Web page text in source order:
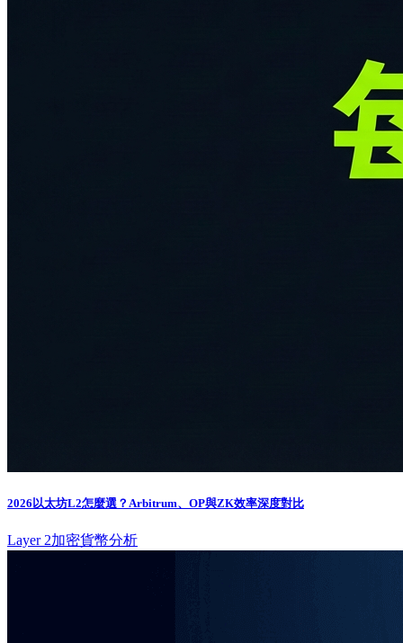
2026以太坊L2怎麼選？Arbitrum、OP與ZK效率深度對比
Layer 2加密貨幣分析